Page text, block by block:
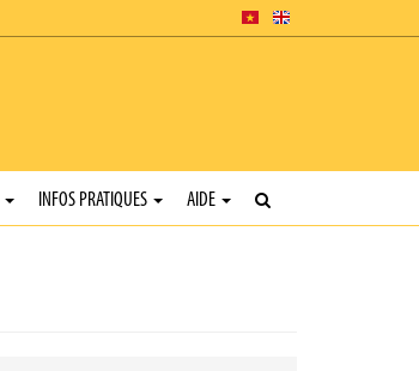
INFOS PRATIQUES AIDE